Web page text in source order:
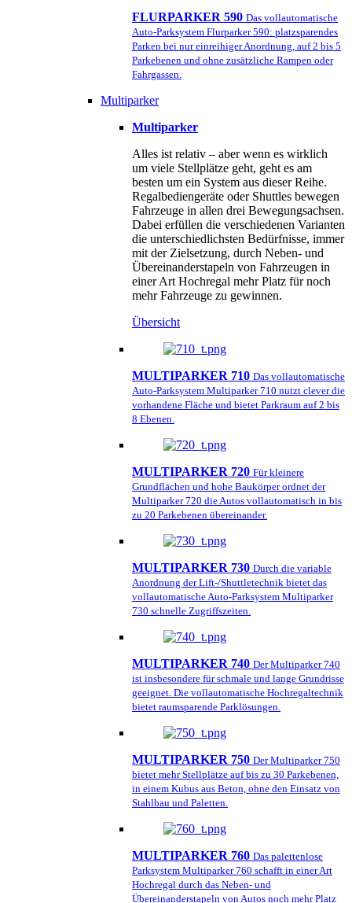
FLURPARKER 590 Das vollautomatische
Auto-Parksystem Flurparker 590: platzsparendes
Parken bei nur einreihiger Anordnung, auf 2 bis 5
Parkebenen und ohne zusätzliche Rampen oder
Fahrgassen.
Multiparker
Multiparker
Alles ist relativ – aber wenn es wirklich
um viele Stellplätze geht, geht es am
besten um ein System aus dieser Reihe.
Regalbediengeräte oder Shuttles bewegen
Fahrzeuge in allen drei Bewegungsachsen.
Dabei erfüllen die verschiedenen Varianten
die unterschiedlichsten Bedürfnisse, immer
mit der Zielsetzung, durch Neben- und
Übereinanderstapeln von Fahrzeugen in
einer Art Hochregal mehr Platz für noch
mehr Fahrzeuge zu gewinnen.
Übersicht
MULTIPARKER 710 Das vollautomatische
Auto-Parksystem Multiparker 710 nutzt clever die
vorhandene Fläche und bietet Parkraum auf 2 bis
8 Ebenen.
MULTIPARKER 720 Für kleinere
Grundflächen und hohe Baukörper ordnet der
Multiparker 720 die Autos vollautomatisch in bis
zu 20 Parkebenen übereinander.
MULTIPARKER 730 Durch die variable
Anordnung der Lift-/Shuttletechnik bietet das
vollautomatische Auto-Parksystem Multiparker
730 schnelle Zugriffszeiten.
MULTIPARKER 740 Der Multiparker 740
ist insbesondere für schmale und lange Grundrisse
geeignet. Die vollautomatische Hochregaltechnik
bietet raumsparende Parklösungen.
MULTIPARKER 750 Der Multiparker 750
bietet mehr Stellplätze auf bis zu 30 Parkebenen,
in einem Kubus aus Beton, ohne den Einsatz von
Stahlbau und Paletten.
MULTIPARKER 760 Das palettenlose
Parksystem Multiparker 760 schafft in einer Art
Hochregal durch das Neben- und
Übereinanderstapeln von Autos noch mehr Platz